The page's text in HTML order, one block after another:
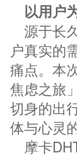
以用户
源于长
户真实的
痛点。本
焦虑之旅
切身的出
体与心灵
摩卡